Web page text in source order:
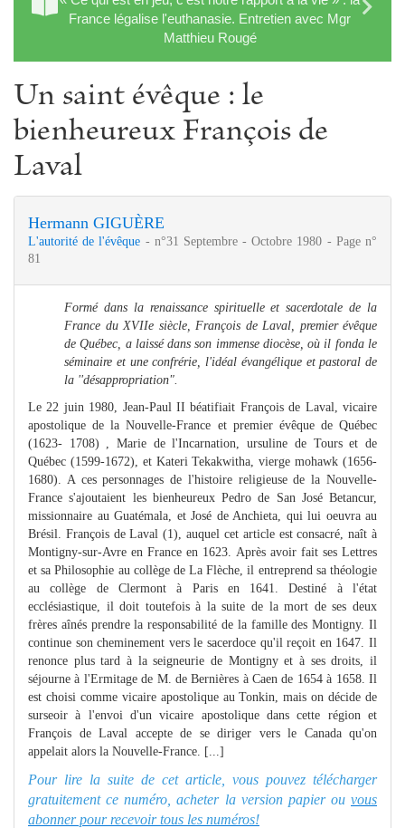
France légalise l'euthanasie. Entretien avec Mgr
Matthieu Rougé
Un saint évêque : le
bienheureux François de
Laval
Hermann GIGUÈRE
L'autorité de l'évêque - n°31 Septembre - Octobre 1980 - Page n°
81
Formé dans la renaissance spirituelle et sacerdotale de la
France du XVIIe siècle, François de Laval, premier évêque
de Québec, a laissé dans son immense diocèse, où il fonda le
séminaire et une confrérie, l'idéal évangélique et pastoral de
la ''désappropriation".
Le 22 juin 1980, Jean-Paul II béatifiait François de Laval, vicaire
apostolique de la Nouvelle-France et premier évêque de Québec
(1623- 1708) , Marie de l'Incarnation, ursuline de Tours et de
Québec (1599-1672), et Kateri Tekakwitha, vierge mohawk (1656-
1680). A ces personnages de l'histoire religieuse de la Nouvelle-
France s'ajoutaient les bienheureux Pedro de San José Betancur,
missionnaire au Guatémala, et José de Anchieta, qui lui oeuvra au
Brésil. François de Laval (1), auquel cet article est consacré, naît à
Montigny-sur-Avre en France en 1623. Après avoir fait ses Lettres
et sa Philosophie au collège de La Flèche, il entreprend sa théologie
au collège de Clermont à Paris en 1641. Destiné à l'état
ecclésiastique, il doit toutefois à la suite de la mort de ses deux
frères aînés prendre la responsabilité de la famille des Montigny. Il
continue son cheminement vers le sacerdoce qu'il reçoit en 1647. Il
renonce plus tard à la seigneurie de Montigny et à ses droits, il
séjourne à l'Ermitage de M. de Bernières à Caen de 1654 à 1658. Il
est choisi comme vicaire apostolique au Tonkin, mais on décide de
surseoir à l'envoi d'un vicaire apostolique dans cette région et
François de Laval accepte de se diriger vers le Canada qu'on
appelait alors la Nouvelle-France. [...]
Pour lire la suite de cet article, vous pouvez télécharger
gratuitement ce numéro, acheter la version papier ou vous
abonner pour recevoir tous les numéros!